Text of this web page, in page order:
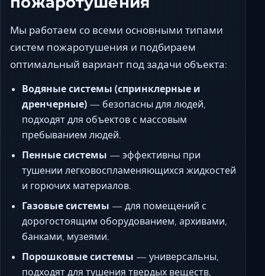
Мы работаем со всеми основными типами
систем пожаротушения и подбираем
оптимальный вариант под задачи объекта:
Водяные системы (спринклерные и
дренчерные) — безопасны для людей,
подходят для объектов с массовым
пребыванием людей.
Пенные системы — эффективны при
тушении легковоспламеняющихся жидкостей
и горючих материалов.
Газовые системы — для помещений с
дорогостоящим оборудованием, архивами,
банками, музеями.
Порошковые системы — универсальны,
подходят для тушения твердых веществ,